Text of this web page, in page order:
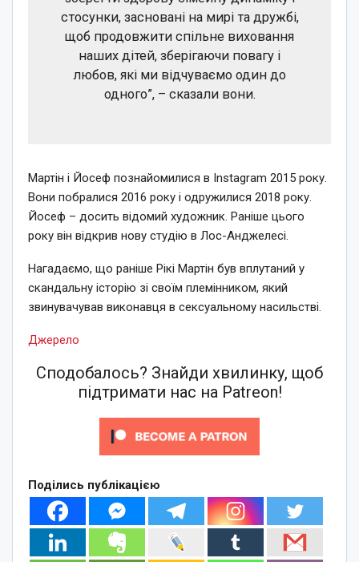
стосунки, засновані на мирі та дружбі,
щоб продовжити спільне виховання
наших дітей, зберігаючи повагу і
любов, які ми відчуваємо один до
одного”, – сказали вони.
Мартін і Йосеф познайомилися в Instagram 2015 року.
Вони побралися 2016 року і одружилися 2018 року.
Йосеф – досить відомий художник. Раніше цього
року він відкрив нову студію в Лос-Анджелесі.
Нагадаємо, що раніше Рікі Мартін був вплутаний у
скандальну історію зі своїм племінником, який
звинувачував виконавця в сексуальному насильстві.
Джерело
Сподобалось? Знайди хвилинку, щоб
підтримати нас на Patreon!
Поділись публікацією